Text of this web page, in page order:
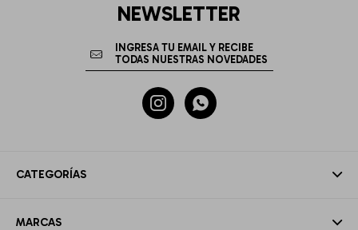
CATEGORÍAS
MARCAS
NEWSLETTER
 